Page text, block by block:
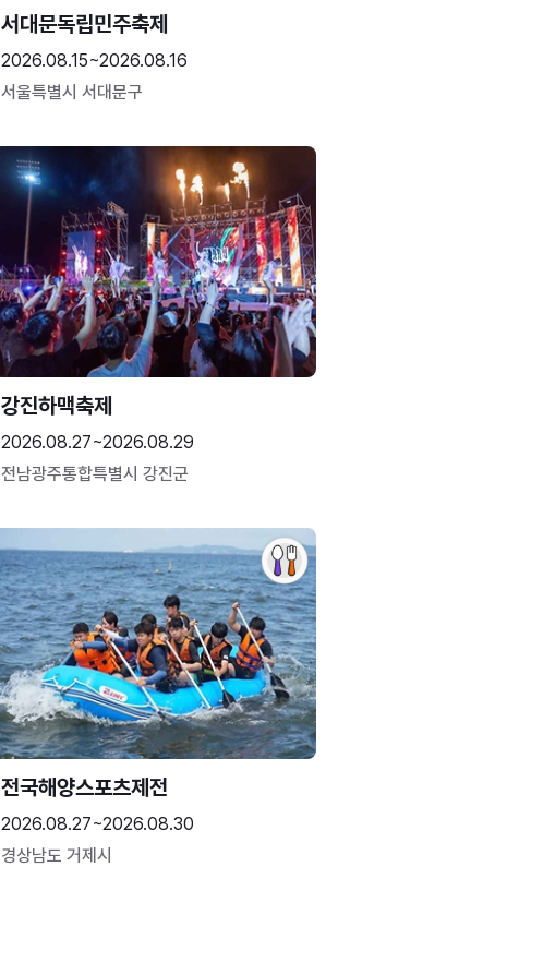
서대문독립민주축제
2026.08.15~2026.08.16
서울특별시 서대문구
강진하맥축제
2026.08.27~2026.08.29
전남광주통합특별시 강진군
전국해양스포츠제전
2026.08.27~2026.08.30
경상남도 거제시